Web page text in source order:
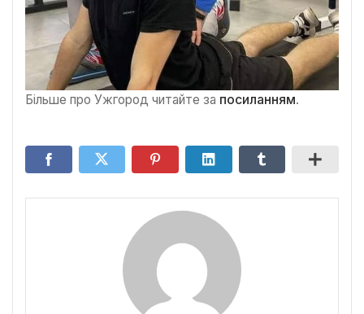
Більше про Ужгород читайте за посиланням.